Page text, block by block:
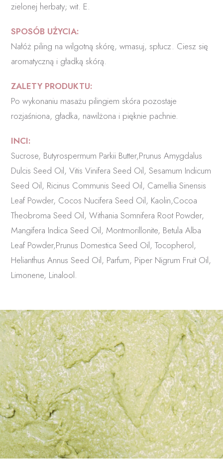
zielonej herbaty; wit. E.
SPOSÓB UŻYCIA:
Nałóż piling na wilgotną skórę, wmasuj, spłucz. Ciesz się
aromatyczną i gładką skórą.
ZALETY PRODUKTU:
Po wykonaniu masażu pilingiem skóra pozostaje
rozjaśniona, gładka, nawilżona i pięknie pachnie.
INCI:
Sucrose, Butyrospermum Parkii Butter,Prunus Amygdalus
Dulcis Seed Oil, Vitis Vinifera Seed Oil, Sesamum Indicum
Seed Oil, Ricinus Communis Seed Oil, Camellia Sinensis
Leaf Powder, Cocos Nucifera Seed Oil, Kaolin,Cocoa
Theobroma Seed Oil, Withania Somnifera Root Powder,
Mangifera Indica Seed Oil, Montmorillonite, Betula Alba
Leaf Powder,Prunus Domestica Seed Oil, Tocopherol,
Helianthus Annus Seed Oil, Parfum, Piper Nigrum Fruit Oil,
Limonene, Linalool.